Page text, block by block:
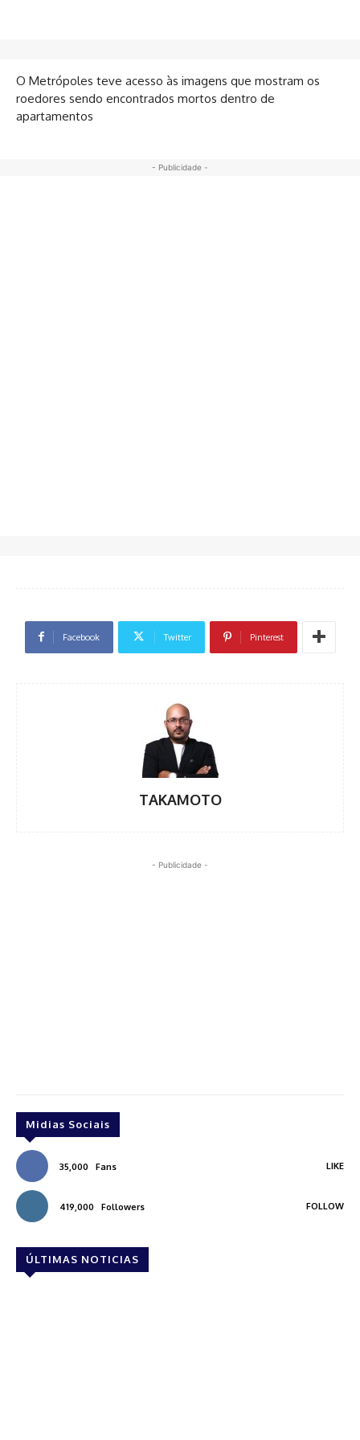
O Metrópoles teve acesso às imagens que mostram os
roedores sendo encontrados mortos dentro de
apartamentos
- Publicidade -
Facebook Twitter Pinterest
TAKAMOTO
- Publicidade -
Midias Sociais
35,000 Fans LIKE
419,000 Followers FOLLOW
ÚLTIMAS NOTICIAS